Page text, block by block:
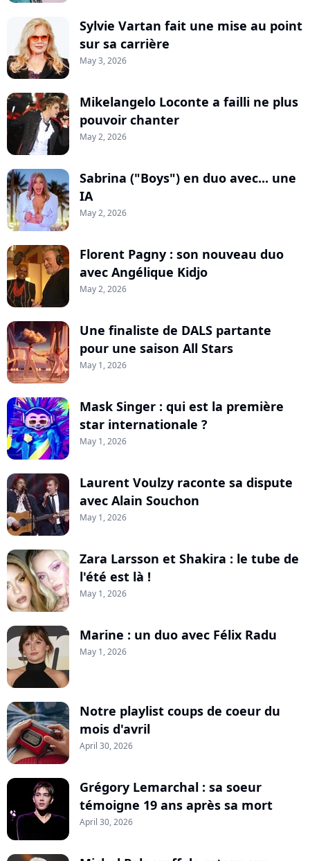
Sylvie Vartan fait une mise au point
sur sa carrière
May 3, 2026
Mikelangelo Loconte a failli ne plus
pouvoir chanter
May 2, 2026
Sabrina ("Boys") en duo avec... une
IA
May 2, 2026
Florent Pagny : son nouveau duo
avec Angélique Kidjo
May 2, 2026
Une finaliste de DALS partante
pour une saison All Stars
May 1, 2026
Mask Singer : qui est la première
star internationale ?
May 1, 2026
Laurent Voulzy raconte sa dispute
avec Alain Souchon
May 1, 2026
Zara Larsson et Shakira : le tube de
l'été est là !
May 1, 2026
Marine : un duo avec Félix Radu
May 1, 2026
Notre playlist coups de coeur du
mois d'avril
April 30, 2026
Grégory Lemarchal : sa soeur
témoigne 19 ans après sa mort
April 30, 2026